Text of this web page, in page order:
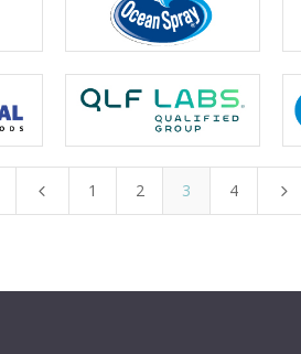
4 1 2 3 4 5